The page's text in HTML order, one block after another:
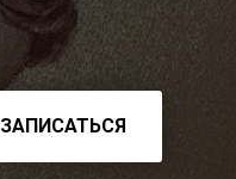
ЗАПИСАТЬСЯ